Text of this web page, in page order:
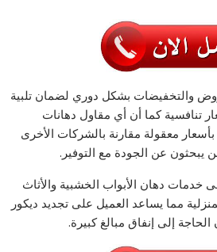
والتخفيضات بشكل دوري لضمان تلبية
تنافسية كما أن أي مقاول دهانات
معقولة مقارنة بالشركات الأخرى
يبحثون عن الجودة مع التوفير.
دهان الأبواب الخشبية والأثاث
مما يساعد العميل على تجديد ديكور
إلى إنفاق مبالغ كبيرة.